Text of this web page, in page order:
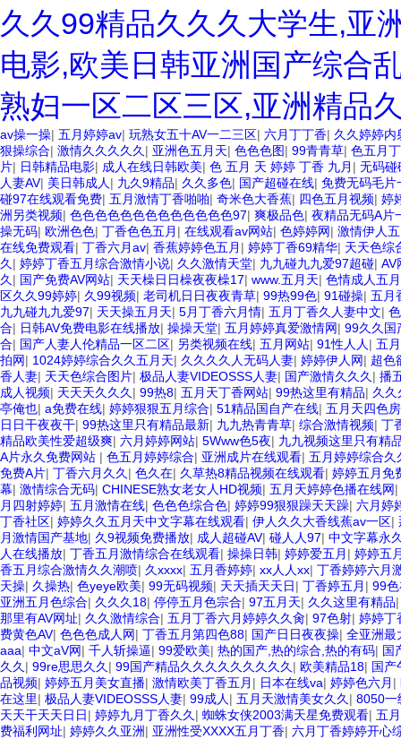
久久99精品久久久大学生,亚
电影,欧美日韩亚洲国产综合
熟妇一区二区三区,亚洲精品
av操一操| 五月婷婷av| 玩熟女五十AV一二三区| 六月丁丁香| 久久婷婷内
狠操综合| 激情久久久久久 | 亚洲色五月天| 色色色图| 99青青草| 色五月
片| 日韩精品电影| 成人在线日韩欧美| 色 五月 天 婷婷 丁香 九月 | 无码碰
人妻AV| 美日韩成人 | 九久9精品| 久久多色| 国产超碰在线| 免费无码毛片
碰97在线观看免费| 五月激情丁香啪啪| 奇米色大香蕉| 四色五月视频| 婷
洲另类视频| 色色色色色色色色色色色色色97| 爽极品色| 夜精品无码A片
操无码| 欧洲色色| 丁香色色五月 | 在线观看av网站| 色婷婷网| 激情伊人
在线免费观看| 丁香六月av| 香蕉婷婷色五月 | 婷婷丁香69精华| 天天色综
久 | 婷婷丁香五月综合激情小说| 久久激情天堂| 九九碰九九爱97超碰| AV
久 | 国产免费AV网站| 天天橾日日橾夜夜橾17| www.五月天| 色情成人五
区久久99婷婷| 久99视频| 老司机日日夜夜青草| 99热99色| 91碰操| 五月
九九碰九九爱97| 天天操五月天| 5月丁香六月情| 五月丁香久人妻中文|
合| 日韩AV免费电影在线播放| 操操天堂| 五月婷婷真爱激情网| 99久久国
合| 国产人妻人伦精品一区二区| 另类视频在线| 五月网站| 91性人人 | 五
拍网| 1024婷婷综合久久五月天| 久久久久人无码人妻| 婷婷伊人网| 超色
香人妻| 天天色综合图片| 极品人妻VIDEOSSS人妻| 国产激情久久久 | 播
成人视频| 天天天久久久 | 99热8| 五月天丁香网站| 99热这里有精品| 久久
亭俺也| a免费在线| 婷婷狠狠五月综合| 51精品国自产在线| 五月天四色
日日干夜夜干| 99热这里只有精品最新| 九九热青青草| 综合激情视频| 丁
精品欧美性爱超级爽| 六月婷婷网站| 5Www色5夜| 九九视频这里只有精
A片永久免费网站 | 色五月婷婷综合| 亚洲成片在线观看| 五月婷婷综合久
免费A片| 丁香六月久久 | 色久在| 久草热8精品视频在线观看| 婷婷五月免
幕| 激情综合无码| CHINESE熟女老女人HD视频| 五月天婷婷色播在线网|
月四射婷婷| 五月激情在线| 色色色综合色| 婷婷99狠狠躁天天躁| 六月婷
丁香社区| 婷婷久久五月天中文字幕在线观看| 伊人久久大香线蕉av一区|
月激情国产基地| 久9视频免费播放| 成人超碰AV| 碰人人97| 中文字幕永
人在线播放| 丁香五月激情综合在线观看| 操操日韩| 婷婷爱五月 | 婷婷五
香五月综合激情久久潮喷| 久xxxx| 五月香婷婷| xx人人xx| 丁香婷婷六月
天操| 久操热| 色yeye欧美| 99无码视频| 天天插天天日| 丁香婷五月 | 99
亚洲五月色综合| 久久久18| 停停五月色宗合| 97五月天| 久久这里有精品
那里有AV网址| 久久激情综合| 五月丁香六月婷婷久久肏| 97色射| 婷婷丁
费黄色AV| 色色色成人网| 丁香五月第四色88| 国产日日夜夜操| 全亚洲最
aaa| 中文aV网| 千人斩操逼| 99爱欧美| 热的国产,热的综合,热的有码| 国
久久 | 99re思思久久 | 99国产精品久久久久久久久久久 | 欧美精品18| 国产
品视频| 婷婷五月美女直播| 激情欧美丁香五月 | 日本在线va| 婷婷色六月 |
在这里| 极品人妻VIDEOSSS人妻| 99成人 | 五月天激情美女久久 | 8050一
天天干天天日日| 婷婷九月丁香久久 | 蜘蛛女侠2003满天星免费观看| 五
费福利网址| 婷婷久久亚洲| 亚洲性受XXXX五月丁香| 六月丁香婷婷开心